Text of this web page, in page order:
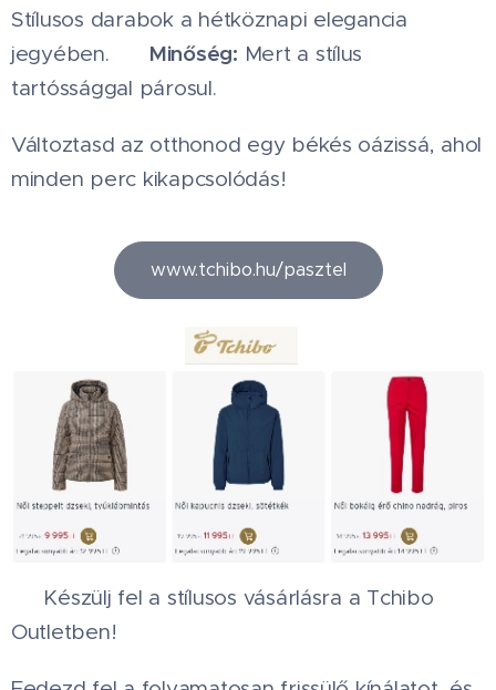
Stílusos darabok a hétköznapi elegancia
jegyében. 💎 Minőség: Mert a stílus
tartóssággal párosul.
Változtasd az otthonod egy békés oázissá, ahol
minden perc kikapcsolódás!
www.tchibo.hu/pasztel
🛍️ Készülj fel a stílusos vásárlásra a Tchibo
Outletben! 🥳